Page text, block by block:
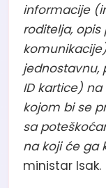
informacije
roditelja,
jednostavnu,
ID kartice)
kojom bi se
sa
na koji će ga
ministar Isak.